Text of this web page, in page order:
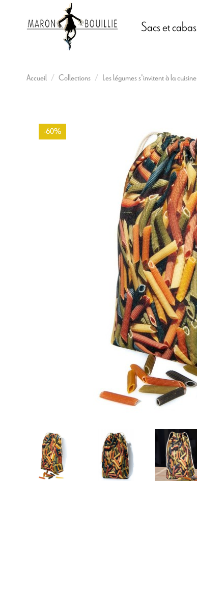
Sacs et cabas
Accueil Collections Les légumes s'invitent à la cuisine
-60%